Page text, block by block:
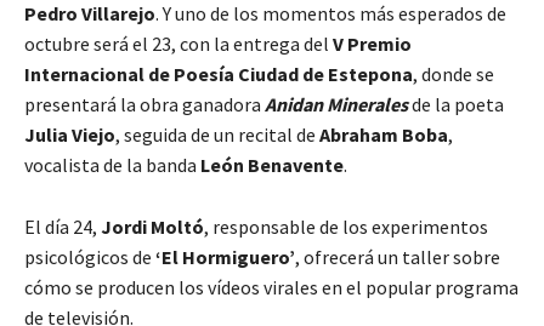
Pedro Villarejo. Y uno de los momentos más esperados de
octubre será el 23, con la entrega del V Premio
Internacional de Poesía Ciudad de Estepona, donde se
presentará la obra ganadora Anidan Mineralesde la poeta
Julia Viejo, seguida de un recital de Abraham Boba,
vocalista de la banda León Benavente.
El día 24, Jordi Moltó, responsable de los experimentos
psicológicos de ‘El Hormiguero’, ofrecerá un taller sobre
cómo se producen los vídeos virales en el popular programa
de televisión.